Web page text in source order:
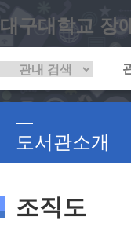
대구대학교 장
도서관소개
조직도